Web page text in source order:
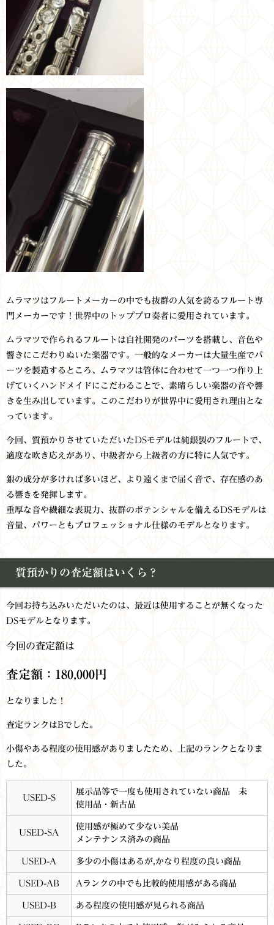
ムラマツはフルートメーカーの中でも抜群の人気を誇るフルート専
門メーカーです！ 世界中のトッププロ奏者に愛用されています。
ムラマツで作られるフルートは自社開発のパーツを搭載し、音色や
響きにこだわりぬいた楽器です。一般的なメーカーは大量生産でパ
ーツを製造するところ、ムラマツは管体に合わせて一つ一つ作り上
げていくハンドメイドにこだわることで、素晴らしい楽器の音や響
きを生み出しています。
このこだわりが世界中に愛用され理由とな
っています。
今回、質預かりさせていただいたDSモデルは純銀製のフルートで、
適度な吹き応えがあり、 中級者から上級者の方に特に人気です。
銀の成分が多ければ多いほど、より遠くまで届く音で、存在感のあ
る響きを発揮します。
重厚な音や繊細な表現力、抜群のポテンシャルを備えるDSモデルは
音量、パワーともプロフェッショナル仕様のモデルとなります。
質預かりの査定額はいくら？
今回お持ち込みいただいたのは、最近は使用することが無くなった
DSモデルとなります。
今回の査定額は
査定額：180,000円
となりました！
査定ランクはBでした。
小傷やある程度の使用感がありましたため、上記のランクとなりま
した。
USED-S
展示品等で一度も使用されていない商品 未
使用品・新古品
USED-SA
使用感が極めて少ない美品
メンテナンス済みの商品
USED-A 多少の小傷はあるが,かなり程度の良い商品
USED-AB Aランクの中でも比較的使用感がある商品
USED-B ある程度の使用感が見られる商品